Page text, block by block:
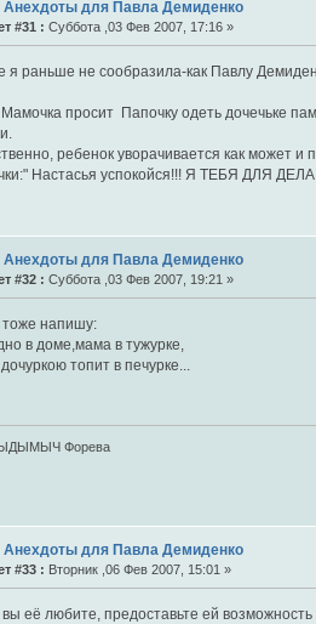
Анехдоты для Павла Демиденко
#31 : Суббота ,03 Фев 2007, 17:16 »
я раньше не сообразила-как Павлу
просит Папочку одеть дочечьке
ребенок уворачивается как может
Настасья успокойся!!! Я ТЕБЯ ДЛЯ
Анехдоты для Павла Демиденко
#32 : Суббота ,03 Фев 2007, 19:21 »
тоже напишу:
в доме,мама в тужурке,
топит в печурке...
Форева
Анехдоты для Павла Демиденко
#33 : Вторник ,06 Фев 2007, 15:01 »
её любите, предоставьте ей